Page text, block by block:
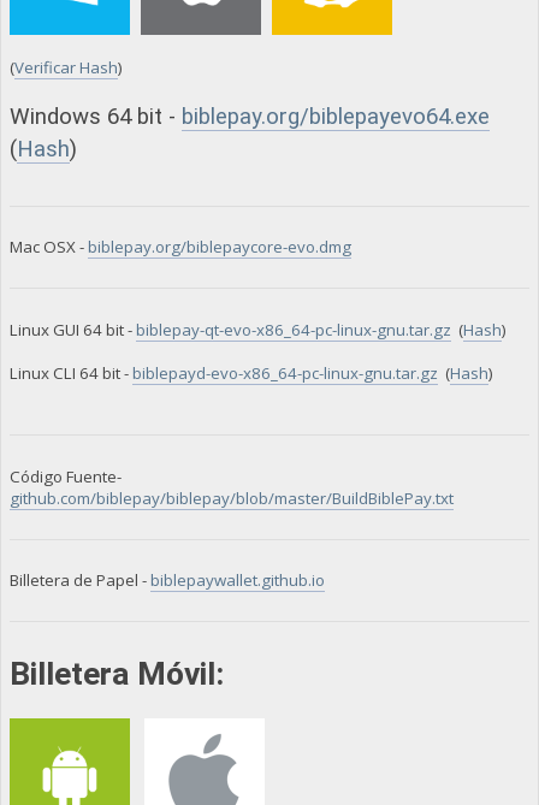
(Verificar Hash)
Windows 64 bit - biblepay.org/biblepayevo64.exe
(Hash)
Mac OSX - biblepay.org/biblepaycore-evo.dmg
Linux GUI 64 bit - biblepay-qt-evo-x86_64-pc-linux-gnu.tar.gz (Hash)
Linux CLI 64 bit - biblepayd-evo-x86_64-pc-linux-gnu.tar.gz (Hash)
Código Fuente-
github.com/biblepay/biblepay/blob/master/BuildBiblePay.txt
Billetera de Papel - biblepaywallet.github.io
Billetera Móvil: